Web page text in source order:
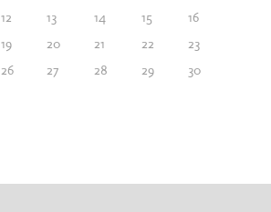
12 13 14 15
16
19 20 21 22
23
26 27 28 29
30